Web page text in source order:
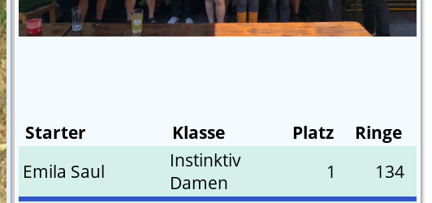
Starter Klasse Platz
Ringe
Emila Saul
Instinktiv
Damen
1 134